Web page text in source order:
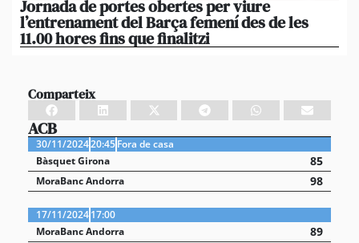
Jornada de portes obertes per viure
l’entrenament del Barça femení des de les
11.00 hores fins que finalitzi
Comparteix
ACB
30/11/202420:45Fora de casa
Bàsquet Girona
85
MoraBanc Andorra 98
17/11/202417:00
MoraBanc Andorra
89